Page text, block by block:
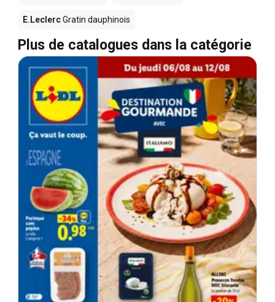
E.LeclercGratin dauphinois
Plus de catalogues dans la catégorie